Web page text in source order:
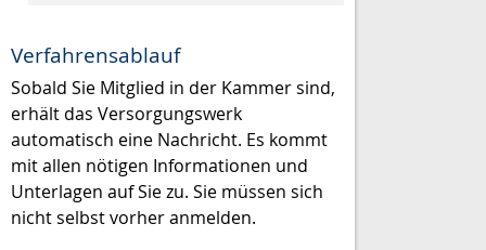
Verfahrensablauf
Sobald Sie Mitglied in der Kammer sind,
erhält das Versorgungswerk
automatisch eine Nachricht. Es kommt
mit allen nötigen Informationen und
Unterlagen auf Sie zu. Sie müssen sich
nicht selbst vorher anmelden.